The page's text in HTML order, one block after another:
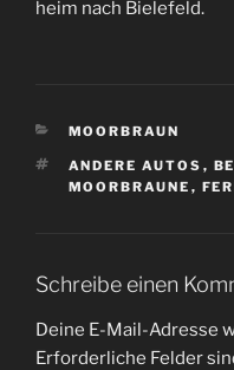
heim nach Bielefeld.
KATEGORIEN
MOORBRAUN
SCHLAGWÖRTER
ANDERE AUTOS ,
MOORBRAUNE ,
Schreibe einen
Deine E-Mail-Adresse
Erforderliche Felder